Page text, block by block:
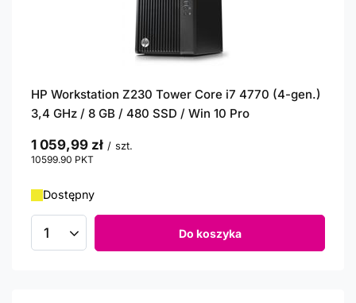
HP Workstation Z230 Tower Core i7 4770 (4-gen.)
3,4 GHz / 8 GB / 480 SSD / Win 10 Pro
1 059,99 zł / szt.
10599.90 PKT
Dostępny
Ilość produktów Do koszyka